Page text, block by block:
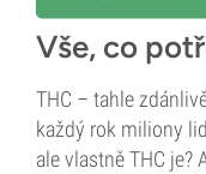
Vše, co
THC – tahle
každý rok miliony
ale vlastně THC